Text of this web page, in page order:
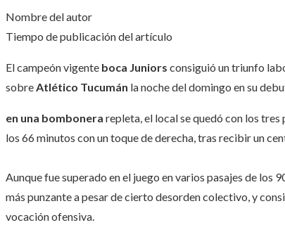
Nombre del autor
Tiempo de publicación del artículo
El campeón vigente boca Juniors consiguió un triunfo
sobreAtlético Tucumán la noche del domingo en su
en una bombonera repleta, el local se quedó con los
los 66 minutos con un toque de derecha, tras recibir un
Aunque fue superado en el juego en varios pasajes de los
más punzante a pesar de cierto desorden colectivo, y
vocación ofensiva.